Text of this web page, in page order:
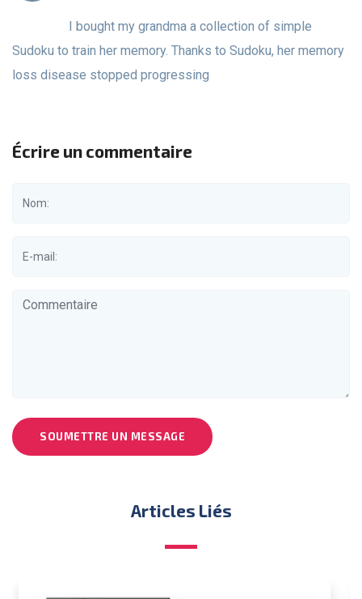
Sudoku to train her memory. Thanks to Sudoku, her memory
loss disease stopped progressing
Écrire un commentaire
SOUMETTRE UN MESSAGE
Articles Liés